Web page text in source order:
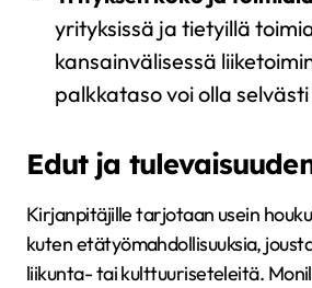
yrityksissä ja tietyillä
kansainvälisessä
palkkataso voi olla
Edut ja
Kirjanpitäjille tarjotaan usein
kuten etätyömahdollisuuksia,
liikunta- tai kulttuuriseteleitä.